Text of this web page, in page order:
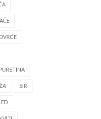
PURETINA
SIR